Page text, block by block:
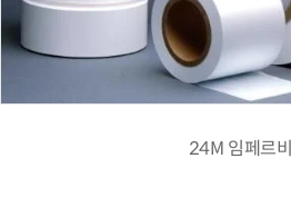
24M 임페르